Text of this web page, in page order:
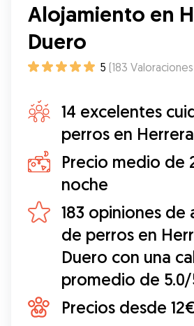
Alojamiento en
Duero
5 (183 Valoraciones
14 excelentes
perros en
Precio medio de
noche
183 opiniones de
de perros en
Duero con una
promedio de
Precios desde